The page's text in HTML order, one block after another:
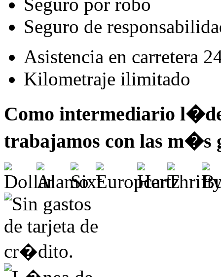
Seguro de
Asistencia en carretera
Kilometraje ilimitado
Como intermediario
trabajamos con las m�s